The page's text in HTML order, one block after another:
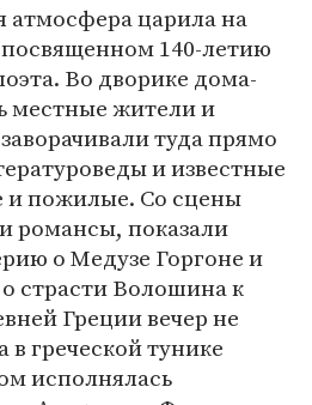
царила на
140-летию
Во дворике дома-
местные жители и
туда прямо
и известные
и пожилые. Со сцены
романсы, показали
о Медузе Горгоне и
страсти Волошина к
Греции вечер не
греческой тунике
исполнялась